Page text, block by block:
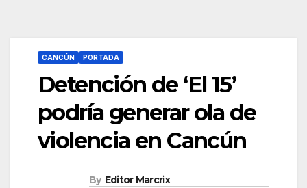
CANCÚN PORTADA
Detención de ‘El 15’
podría generar ola de
violencia en Cancún
By Editor Marcrix